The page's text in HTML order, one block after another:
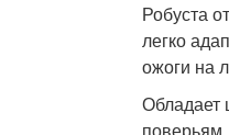
Робуста
легко
ожоги на
Обладает